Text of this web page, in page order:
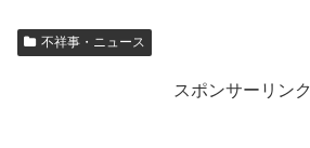
不祥事・ニュース
スポンサーリンク